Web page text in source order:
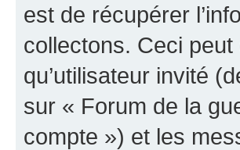
est de récupérer
collectons. Ceci peut
qu’utilisateur invité
sur « Forum de la
compte ») et les